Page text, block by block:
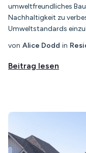
umweltfreundliches
Nachhaltigkeit zu
Umweltstandards
von Alice Dodd in
Beitrag lesen